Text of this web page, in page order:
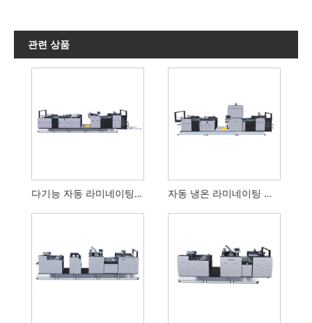
관련 상품
다기능 자동 라미네이팅 기계 자동 냉온 라미네이팅 기계